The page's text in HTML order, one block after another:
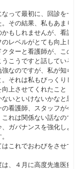
って最初に、回診を一
その結果、私もあまり
もしれませんが、看護
レベルがとても向上し
ターと看護師が、この
こうですと話している
なのですが、私が知ら
それは私もびっくりし
上させてくれたこと
いといけないかなと思
看護師、スタッフが今
れは関係ない話なので
ガバナンスを強化しよ
これでおわびをさせて
、４月に高度先進医療